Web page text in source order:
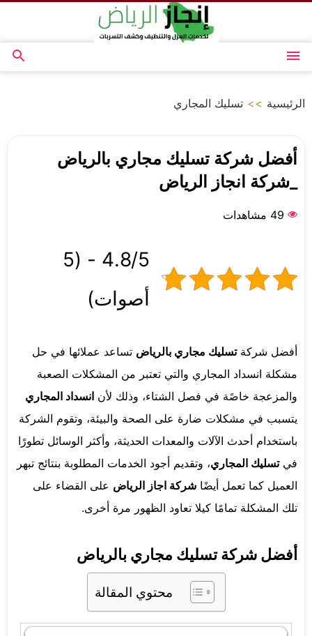
المحتوى
القائمة
بحث
الرئيسية >> تسليك المجاري
أفضل شركة تسليك مجاري بالرياض
_شركة انجاز الرياض
49 مشاهدات
4.8/5 - (5
أصوات)
أفضل شركةتسليك مجاري بالرياض تساعد عملائها في حل
مشكلة انسداد المجاري والتي تعتبر من المشكلات الصعبة
والمزعجة خاصًة في فصل الشتاء، وذلك لأن انسداد المجاري
يتسبب في مشكلات ضارة على الصحة والبيئة، وتقوم الشركة
باستخدام أحدث الآلات والمعدات الحديثة، وأكثر الوسائل تطورًا
فيتسليك المجاري، وتقديم أجود الخدمات المطلوبة بنتائج تبهر
العميل كما تعمل أيضًا شركة اجاز الرياض على القضاء على
تلك المشكلة تمامًا كيلا تعاود الظهور مرة أخرى.
أفضل شركة تسليك مجاري بالرياض
محتوي المقالة